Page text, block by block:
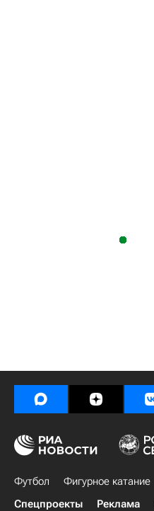
Футбол Фигурное катание
Спецпроекты
Реклама